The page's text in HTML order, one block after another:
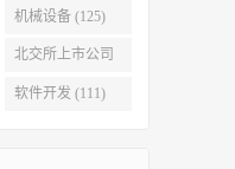
机械设备 (125)
北交所上市公司
(116)
软件开发 (111)